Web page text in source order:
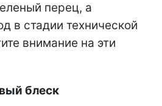
перец, а
в стадии технической
внимание на эти
блеск